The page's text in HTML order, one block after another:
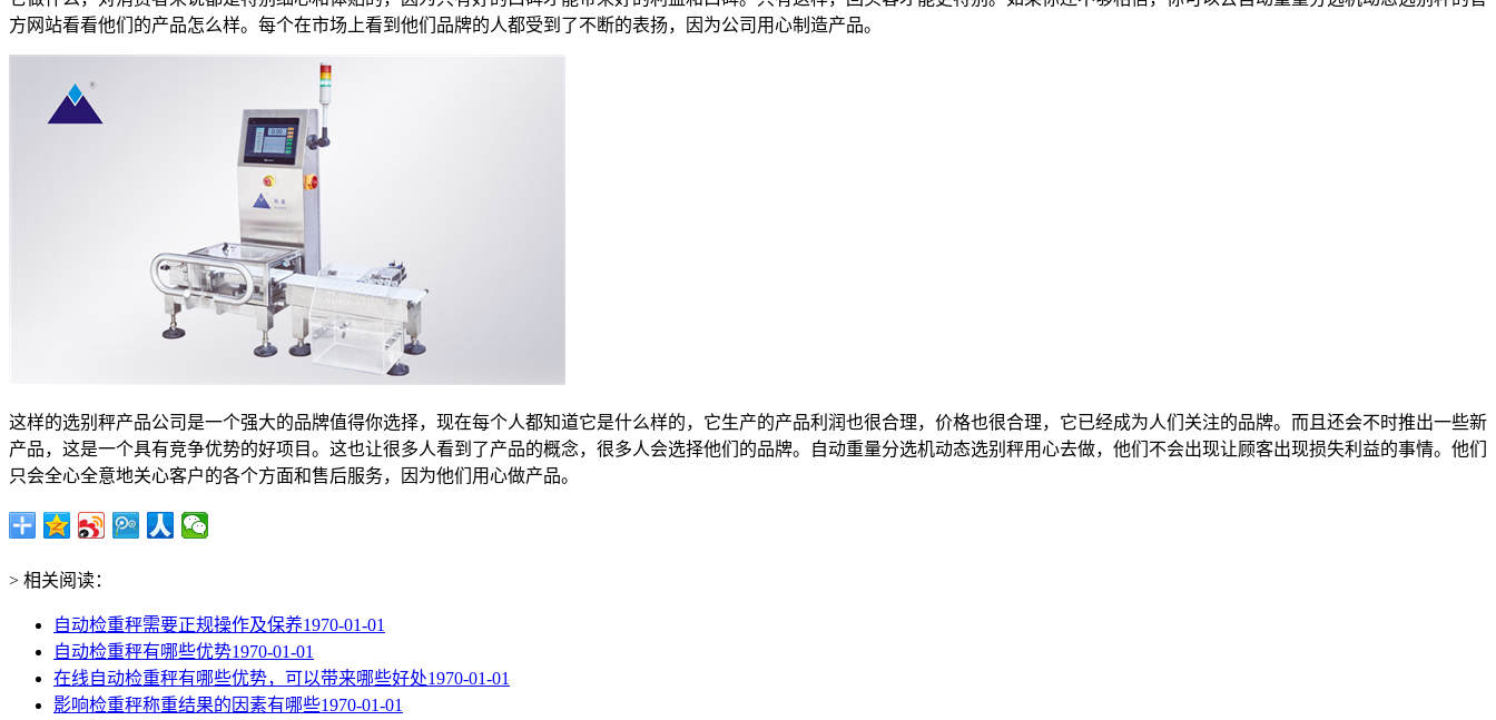
方网站看看他们的产品怎么样。每个在市场上看到他们品牌的人都受到了不断的表扬，因为公司用心制造产品。
这样的选别秤产品公司是一个强大的品牌值得你选择，现在每个人都知道它是什么样的，它生产的产品利润也很合理，价格也很合理，它已经成为人们关注的品牌。而且还会不时推出一些新
产品，这是一个具有竞争优势的好项目。这也让很多人看到了产品的概念，很多人会选择他们的品牌。自动重量分选机动态选别秤用心去做，他们不会出现让顾客出现损失利益的事情。他们
只会全心全意地关心客户的各个方面和售后服务，因为他们用心做产品。
> 相关阅读：
自动检重秤需要正规操作及保养1970-01-01
自动检重秤有哪些优势1970-01-01
在线自动检重秤有哪些优势，可以带来哪些好处1970-01-01
影响检重秤称重结果的因素有哪些1970-01-01